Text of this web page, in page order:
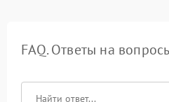
FAQ. Ответы на